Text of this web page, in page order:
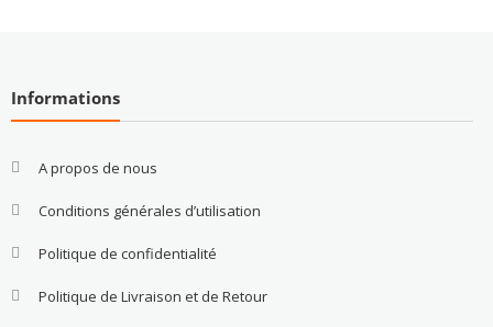
Informations
A propos de nous
Conditions générales d’utilisation
Politique de confidentialité
Politique de Livraison et de Retour